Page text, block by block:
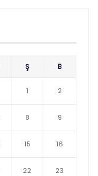
Ş B
1 2
8 9
15 16
22 23